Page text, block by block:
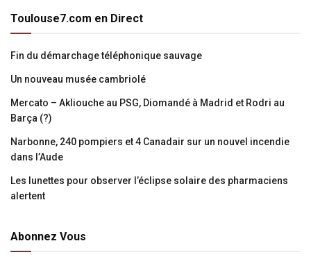
Toulouse7.com en Direct
Fin du démarchage téléphonique sauvage
Un nouveau musée cambriolé
Mercato – Akliouche au PSG, Diomandé à Madrid et Rodri au
Barça (?)
Narbonne, 240 pompiers et 4 Canadair sur un nouvel incendie
dans l’Aude
Les lunettes pour observer l’éclipse solaire des pharmaciens
alertent
Abonnez Vous